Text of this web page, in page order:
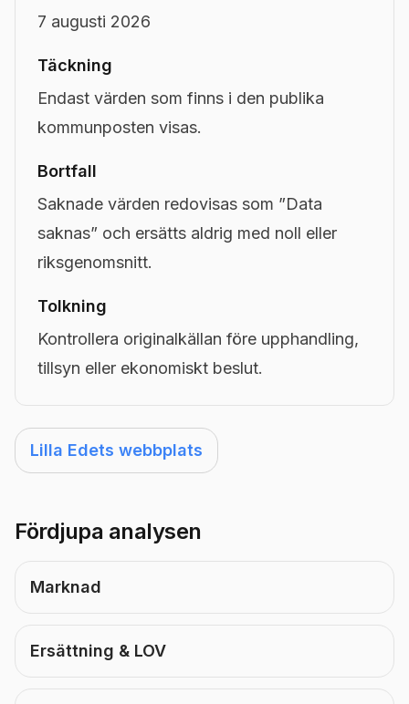
7 augusti 2026
Täckning
Endast värden som finns i den publika
kommunposten visas.
Bortfall
Saknade värden redovisas som ”Data
saknas” och ersätts aldrig med noll eller
riksgenomsnitt.
Tolkning
Kontrollera originalkällan före upphandling,
tillsyn eller ekonomiskt beslut.
Lilla Edets webbplats
Fördjupa analysen
Marknad
Ersättning & LOV